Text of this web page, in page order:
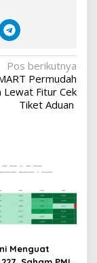
Pos berikutnya
Permudah
Lewat Fitur Cek
Tiket Aduan
Menguat